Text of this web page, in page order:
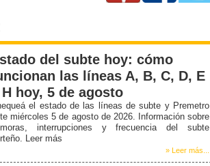
del subte hoy: cómo
las líneas A, B, C, D, E
hoy, 5 de agosto
el estado de las líneas de subte y Premetro
miércoles 5 de agosto de 2026. Información sobre
interrupciones y frecuencia del subte
Leer más
» Leer más...